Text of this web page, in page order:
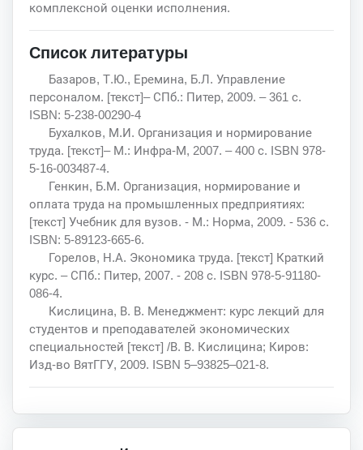
комплексной оценки исполнения.
Список литературы
Базаров, Т.Ю., Еремина, Б.Л. Управление
персоналом. [текст]– СПб.: Питер, 2009. – 361 с.
ISBN: 5-238-00290-4
Бухалков, М.И. Организация и нормирование
труда. [текст]– М.: Инфра-М, 2007. – 400 с. ISBN 978-
5-16-003487-4.
Генкин, Б.М. Организация, нормирование и
оплата труда на промышленных предприятиях:
[текст] Учебник для вузов. - М.: Норма, 2009. - 536 с.
ISBN: 5-89123-665-6.
Горелов, Н.А. Экономика труда. [текст] Краткий
курс. – СПб.: Питер, 2007. - 208 с. ISBN 978-5-91180-
086-4.
Кислицина, В. В. Менеджмент: курс лекций для
студентов и преподавателей экономических
специальностей [текст] /В. В. Кислицина; Киров:
Изд-во ВятГГУ, 2009. ISBN 5–93825–021-8.